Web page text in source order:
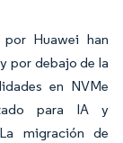
Huawei han
por debajo de la
en NVMe
para IA y
migración de